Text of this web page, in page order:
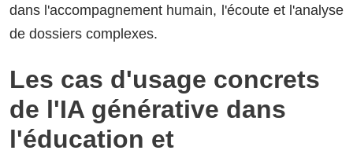
dans l'accompagnement humain, l'écoute et l'analyse
de dossiers complexes.
Les cas d'usage concrets
de l'IA générative dans
l'éducation et